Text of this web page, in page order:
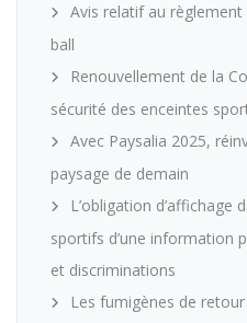
Avis relatif au
ball
Renouvellement de la
sécurité des enceintes
Avec Paysalia 2025,
paysage de demain
L’obligation d’affichage
sportifs d’une information
et discriminations
Les fumigènes de